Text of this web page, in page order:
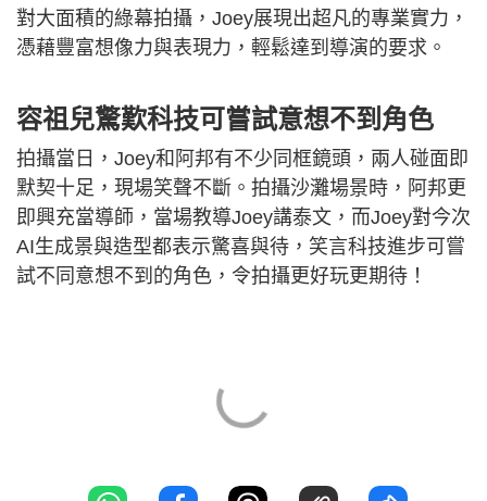
對大面積的綠幕拍攝，Joey展現出超凡的專業實力，
憑藉豐富想像力與表現力，輕鬆達到導演的要求。
容祖兒驚歎科技可嘗試意想不到角色
拍攝當日，Joey和阿邦有不少同框鏡頭，兩人碰面即
默契十足，現場笑聲不斷。拍攝沙灘場景時，阿邦更
即興充當導師，當場教導Joey講泰文，而Joey對今次
AI生成景與造型都表示驚喜與待，笑言科技進步可嘗
試不同意想不到的角色，令拍攝更好玩更期待！